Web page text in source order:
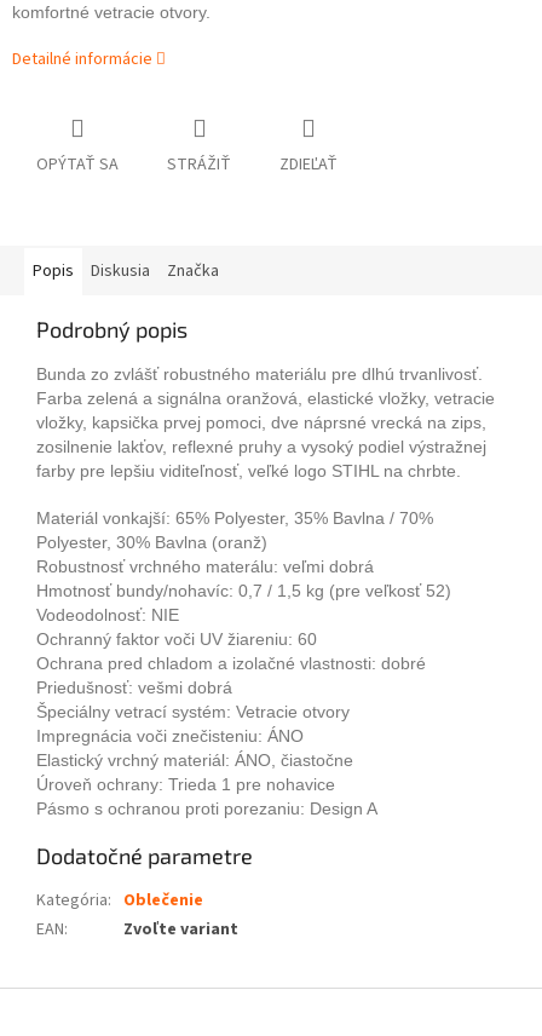
komfortné vetracie otvory.
Detailné informácie
OPÝTAŤ SA STRÁŽIŤ ZDIEĽAŤ
Popis Diskusia Značka
Podrobný popis
Bunda zo zvlášť robustného materiálu pre dlhú trvanlivosť.
Farba zelená a signálna oranžová, elastické vložky, vetracie
vložky, kapsička prvej pomoci, dve náprsné vrecká na zips,
zosilnenie lakťov, reflexné pruhy a vysoký podiel výstražnej
farby pre lepšiu viditeľnosť, veľké logo STIHL na chrbte.
Materiál vonkajší: 65% Polyester, 35% Bavlna / 70%
Polyester, 30% Bavlna (oranž)
Robustnosť vrchného materálu: veľmi dobrá
Hmotnosť bundy/nohavíc: 0,7 / 1,5 kg (pre veľkosť 52)
Vodeodolnosť: NIE
Ochranný faktor voči UV žiareniu: 60
Ochrana pred chladom a izolačné vlastnosti: dobré
Priedušnosť: vešmi dobrá
Špeciálny vetrací systém: Vetracie otvory
Impregnácia voči znečisteniu: ÁNO
Elastický vrchný materiál: ÁNO, čiastočne
Úroveň ochrany: Trieda 1 pre nohavice
Pásmo s ochranou proti porezaniu: Design A
Dodatočné parametre
Kategória: Oblečenie
EAN: Zvoľte variant